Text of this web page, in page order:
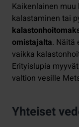
Kaikenlainen
kalastaminen tai
omistajalta. Näitä
vaikka
Erityislupia
valtion vesille
Yhteiset